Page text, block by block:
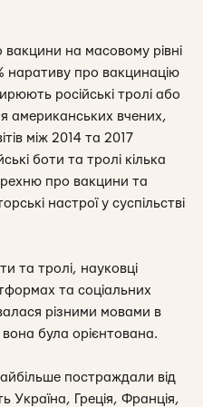
на масовому рівні
наративу про вакцинацію
російські тролі або
американських вчених,
між 2014 та 2017
боти та тролі кілька
про вакцини та
настрої у суспільстві
та тролі, науковці
та соціальних
різними мовами в
вона була орієнтована.
постраждали від
Україна, Греція, Франція,